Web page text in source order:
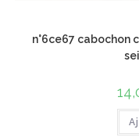
n°6ce67 cabochon